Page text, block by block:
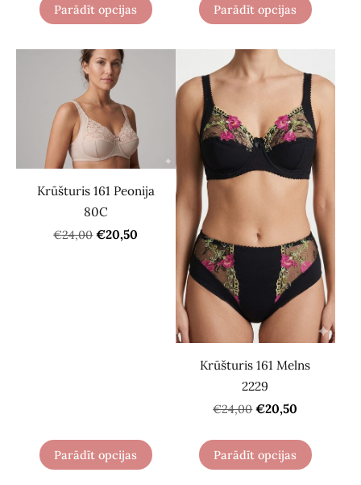
Parādīt opcijas Parādīt opcijas
Krūšturis 161 Peonija
80C
€24,00 €20,50
Parādīt opcijas
Krūšturis 161 Melns
2229
€24,00 €20,50
Parādīt opcijas